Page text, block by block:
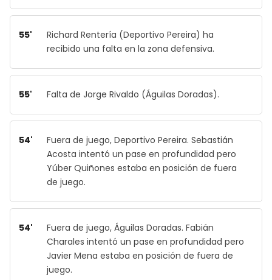
55'
Richard Rentería (Deportivo Pereira) ha
recibido una falta en la zona defensiva.
55' Falta de Jorge Rivaldo (Águilas Doradas).
54'
Fuera de juego, Deportivo Pereira. Sebastián
Acosta intentó un pase en profundidad pero
Yúber Quiñones estaba en posición de fuera
de juego.
54'
Fuera de juego, Águilas Doradas. Fabián
Charales intentó un pase en profundidad pero
Javier Mena estaba en posición de fuera de
juego.